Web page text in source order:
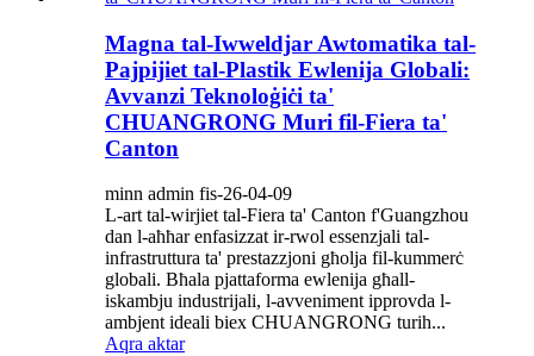
Magna tal-Iwweldjar Awtomatika tal-
Pajpijiet tal-Plastik Ewlenija Globali:
Avvanzi Teknoloġiċi ta'
CHUANGRONG Muri fil-Fiera ta'
Canton
minn admin fis-26-04-09
L-art tal-wirjiet tal-Fiera ta' Canton f'Guangzhou
dan l-aħħar enfasizzat ir-rwol essenzjali tal-
infrastruttura ta' prestazzjoni għolja fil-kummerċ
globali. Bħala pjattaforma ewlenija għall-
iskambju industrijali, l-avveniment ipprovda l-
ambjent ideali biex CHUANGRONG turih...
Aqra aktar